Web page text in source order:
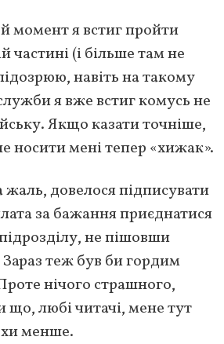
момент я встиг пройти
частині (і більше там не
навіть на такому
я вже встиг комусь не
Якщо казати точніше,
носити мені тепер «хижак».
довелося підписувати
за бажання приєднатися
не пішовши
теж був би гордим
нічого страшного,
що, любі читачі, мене тут
менше.